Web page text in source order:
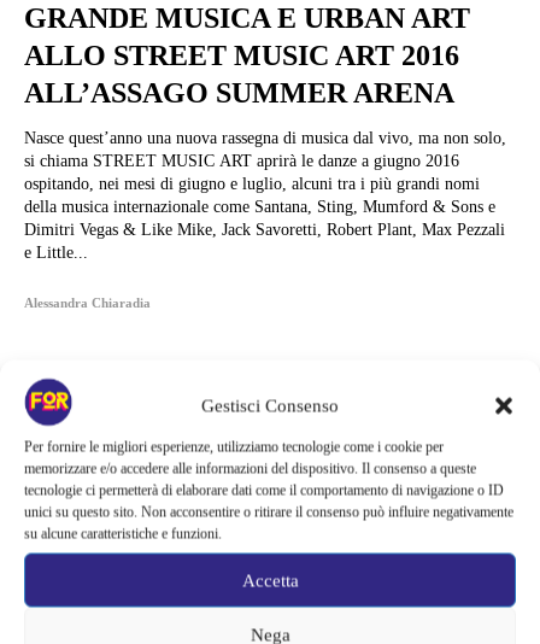
Gestisci Consenso
Per fornire le migliori esperienze, utilizziamo tecnologie come i cookie per
memorizzare e/o accedere alle informazioni del dispositivo. Il consenso a queste
tecnologie ci permetterà di elaborare dati come il comportamento di navigazione o ID
unici su questo sito. Non acconsentire o ritirare il consenso può influire negativamente
su alcune caratteristiche e funzioni.
Accetta
Nega
GRANDE MUSICA E URBAN ART
ALLO STREET MUSIC ART 2016
ALL’ASSAGO SUMMER ARENA
Nasce quest’anno una nuova rassegna di musica dal vivo, ma non solo,
si chiama STREET MUSIC ART aprirà le danze a giugno 2016
ospitando, nei mesi di giugno e luglio, alcuni tra i più grandi nomi
della musica internazionale come Santana, Sting, Mumford & Sons e
Dimitri Vegas & Like Mike, Jack Savoretti, Robert Plant, Max Pezzali
e Little...
Alessandra Chiaradia